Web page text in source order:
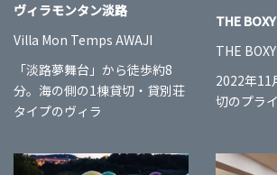
ヴィラモンタン淡路
Villa Mon Temps AWAJI
「淡路夢舞台」から徒歩約8
分。海の側の1棟貸切・貸別荘
タイプのヴィラ
THE
THE
2022年11
切のプラ